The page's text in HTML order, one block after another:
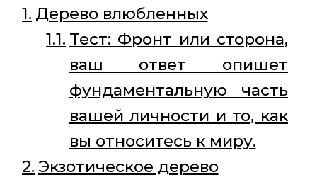
Дерево влюбленных
Тест: Фронт или сторона,
ваш ответ опишет
фундаментальную часть
вашей личности и то, как
вы относитесь к миру.
Экзотическое дерево